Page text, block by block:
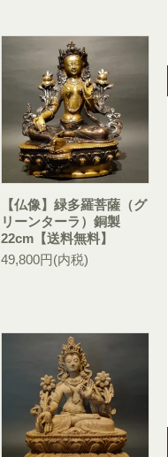
【仏像】緑多羅菩薩（グ
リーンターラ）銅製
22cm【送料無料】
49,800円(内税)